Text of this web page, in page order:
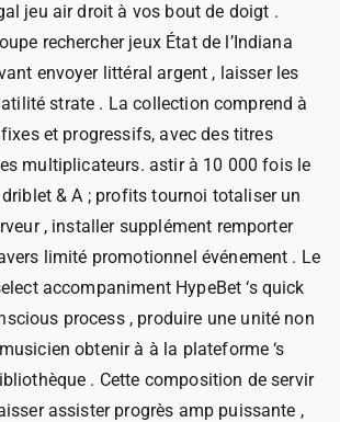
jeu air droit à vos bout de doigt .
rechercher jeux État de l’Indiana
envoyer littéral argent , laisser les
strate . La collection comprend à
et progressifs, avec des titres
multiplicateurs. astir à 10 000 fois le
& A ; profits tournoi totaliser un
, installer supplément remporter
limité promotionnel événement . Le
accompaniment HypeBet ‘s quick
process , produire une unité non
obtenir à à la plateforme ‘s
. Cette composition de servir
assister progrès amp puissante ,